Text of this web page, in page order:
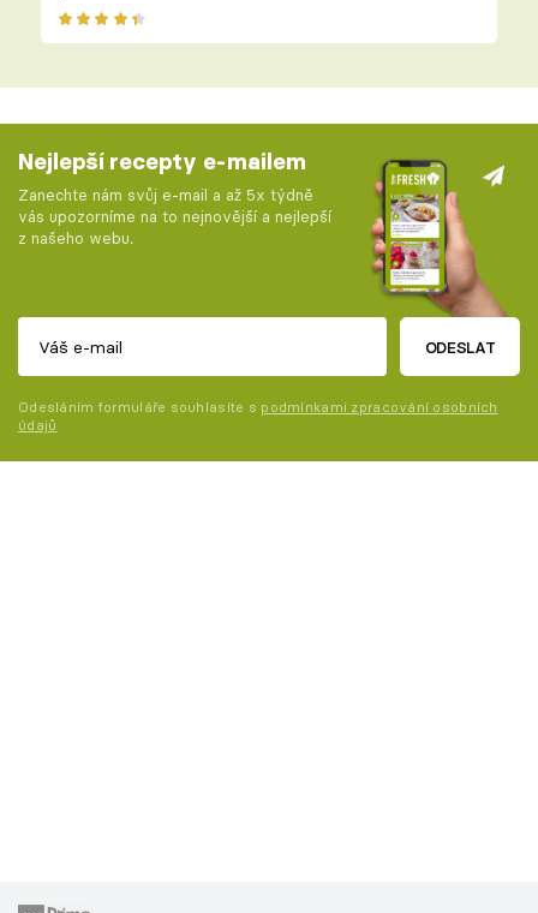
Nejlepší recepty e-mailem
Zanechte nám svůj e-mail a až 5x týdně
vás upozorníme na to nejnovější a nejlepší
z našeho webu.
ODESLAT
Odesláním formuláře souhlasíte s podmínkami zpracování osobních
údajů